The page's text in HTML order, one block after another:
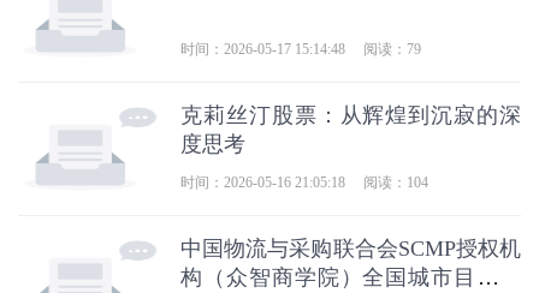
时间：2026-05-17 15:14:48 阅读：79
克莉丝汀股票：从辉煌到沉寂的深
度思考
时间：2026-05-16 21:05:18 阅读：104
中国物流与采购联合会SCMP授权机
构（众智商学院）全国城市目录公